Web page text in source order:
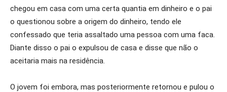
chegou em casa com uma certa quantia em dinheiro e o pai
o questionou sobre a origem do dinheiro, tendo ele
confessado que teria assaltado uma pessoa com uma faca.
Diante disso o pai o expulsou de casa e disse que não o
aceitaria mais na residência.
O jovem foi embora, mas posteriormente retornou e pulou o